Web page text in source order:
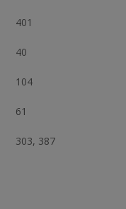
401
40
104
61
303, 387